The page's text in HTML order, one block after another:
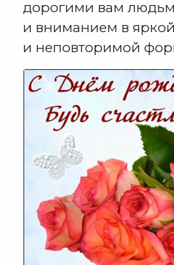
дорогими вам
и вниманием в
и неповторимой